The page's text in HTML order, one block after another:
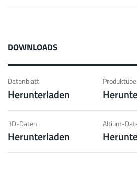
DOWNLOADS
Datenblatt
Herunterladen
3D-Daten
Herunterladen
Altium-
Stecken
Bis 160 A
mit geringen Steckkräften, hohe
geringe Gewichtsanforderungen.